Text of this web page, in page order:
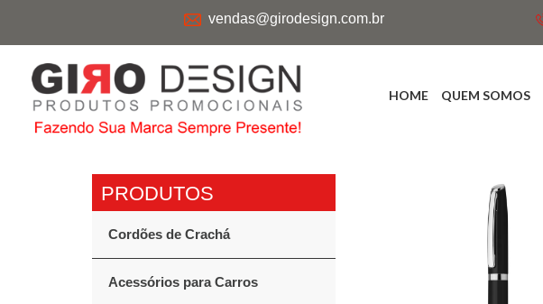
vendas@girodesign.com.br
HOME QUEM SOMOS
Cordões de Crachá
Acessórios para Carros